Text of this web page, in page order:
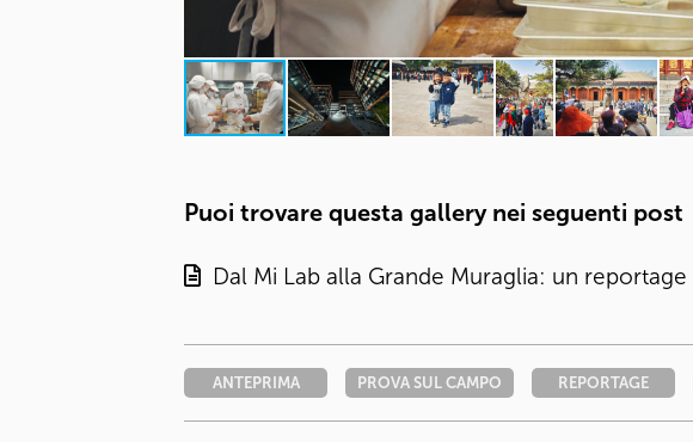
Puoi trovare questa gallery nei seguenti post
Dal Mi Lab alla Grande Muraglia: un
ANTEPRIMA PROVA SUL CAMPO REPORTAGE